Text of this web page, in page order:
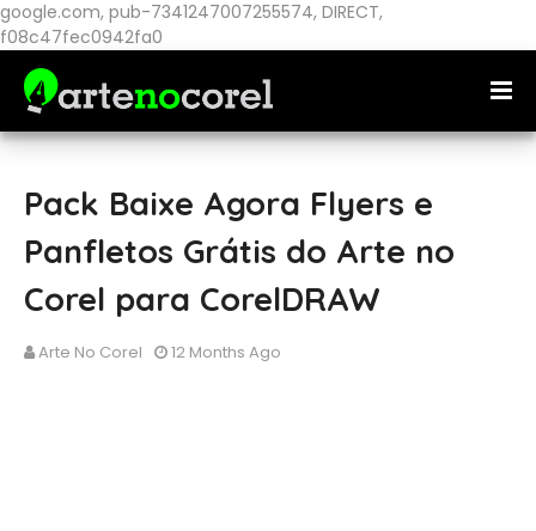
google.com, pub-7341247007255574, DIRECT,
f08c47fec0942fa0
Pack Baixe Agora Flyers e
Panfletos Grátis do Arte no
Corel para CorelDRAW
Arte No Corel 12 Months Ago